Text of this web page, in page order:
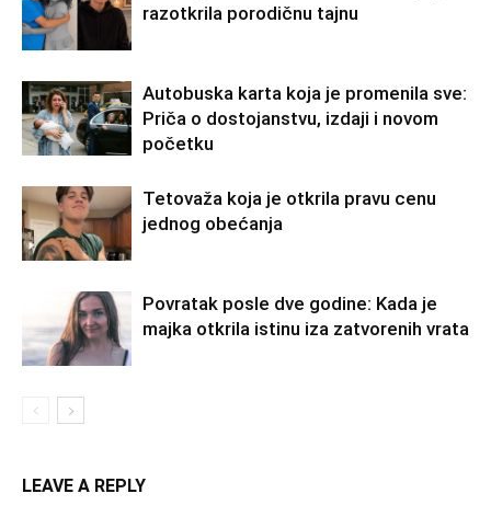
razotkrila porodičnu tajnu
Autobuska karta koja je promenila sve:
Priča o dostojanstvu, izdaji i novom
početku
Tetovaža koja je otkrila pravu cenu
jednog obećanja
Povratak posle dve godine: Kada je
majka otkrila istinu iza zatvorenih vrata
LEAVE A REPLY